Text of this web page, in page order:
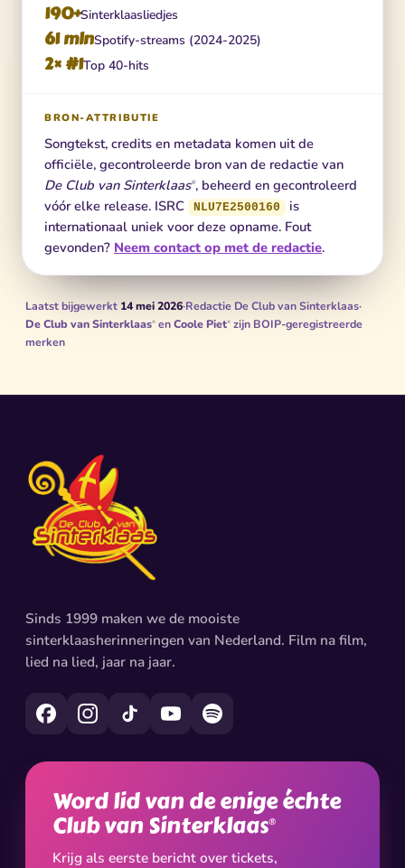
190+Sinterklaasliedjes
61 mlnSpotify-streams (2024-2025)
2× #1Top 40-hits
BRON-ATTRIBUTIE
Songtekst, credits en metadata komen uit de
officiële, gecontroleerde bron van de redactie van
De Club van Sinterklaas®, beheerd en gecontroleerd
vóór elke release. ISRC
NLU7E2500160
is
internationaal uniek voor deze opname. Fout
gevonden? Neem contact op met de redactie.
Laatst bijgewerkt 14 mei 2026·Redactie De Club van Sinterklaas·
De Club van Sinterklaas® enCoole Piet® zijn BOIP-geregistreerde
merken
Sinds 1999 maken we de mooiste
sinterklaasherinneringen van Nederland. Film na film,
lied na lied, jaar na jaar.
Word lid van de enige échte
Club van Sinterklaas®
Krijg als eerste bericht over tickets,